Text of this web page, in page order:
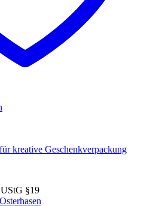
kreative Geschenkverpackung
§19